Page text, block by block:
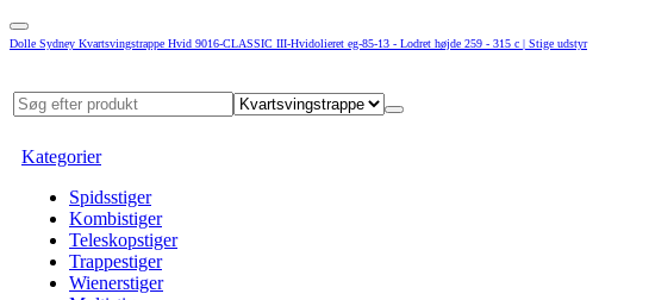
Dolle Sydney Kvartsvingstrappe Hvid 9016-CLASSIC III-Hvidolieret eg-85-13 - Lodret højde 259 - 315 c | Stige udstyr
Kategorier
Spidsstiger
Kombistiger
Teleskopstiger
Trappestiger
Wienerstiger